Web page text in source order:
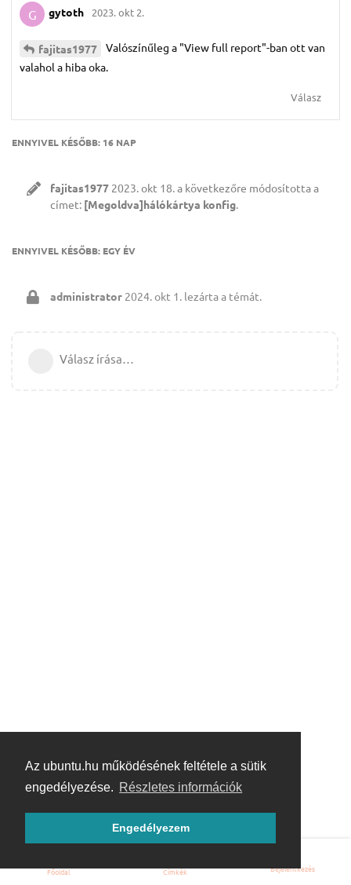
Az ubuntu.hu működésének feltétele a sütik
engedélyezése. Részletes információk
Engedélyezem
G gytoth 2023. okt 2.
fajitas1977
Valószínűleg a "View full report"-ban ott van
valahol a hiba oka.
Válasz
ENNYIVEL KÉSŐBB: 16 NAP
fajitas1977 2023. okt 18. a következőre módosította a
címet: [Megoldva]hálókártya konfig
ENNYIVEL KÉSŐBB: EGY ÉV
administrator 2024. okt 1. lezárta a témát.
Válasz írása…
Főoldal Címkék Bejelentkezés